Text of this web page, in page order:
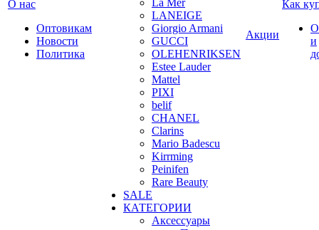
О нас
Оптовикам
Новости
Политика
La Mer
LANEIGE
Giorgio Armani
GUCCI
OLEHENRIKSEN
Estee Lauder
Mattel
PIXI
belif
CHANEL
Clarins
Mario Badescu
Kirrming
Peinifen
Rare Beauty
SALE
КАТЕГОРИИ
Аксессуары
Акции
Как
и